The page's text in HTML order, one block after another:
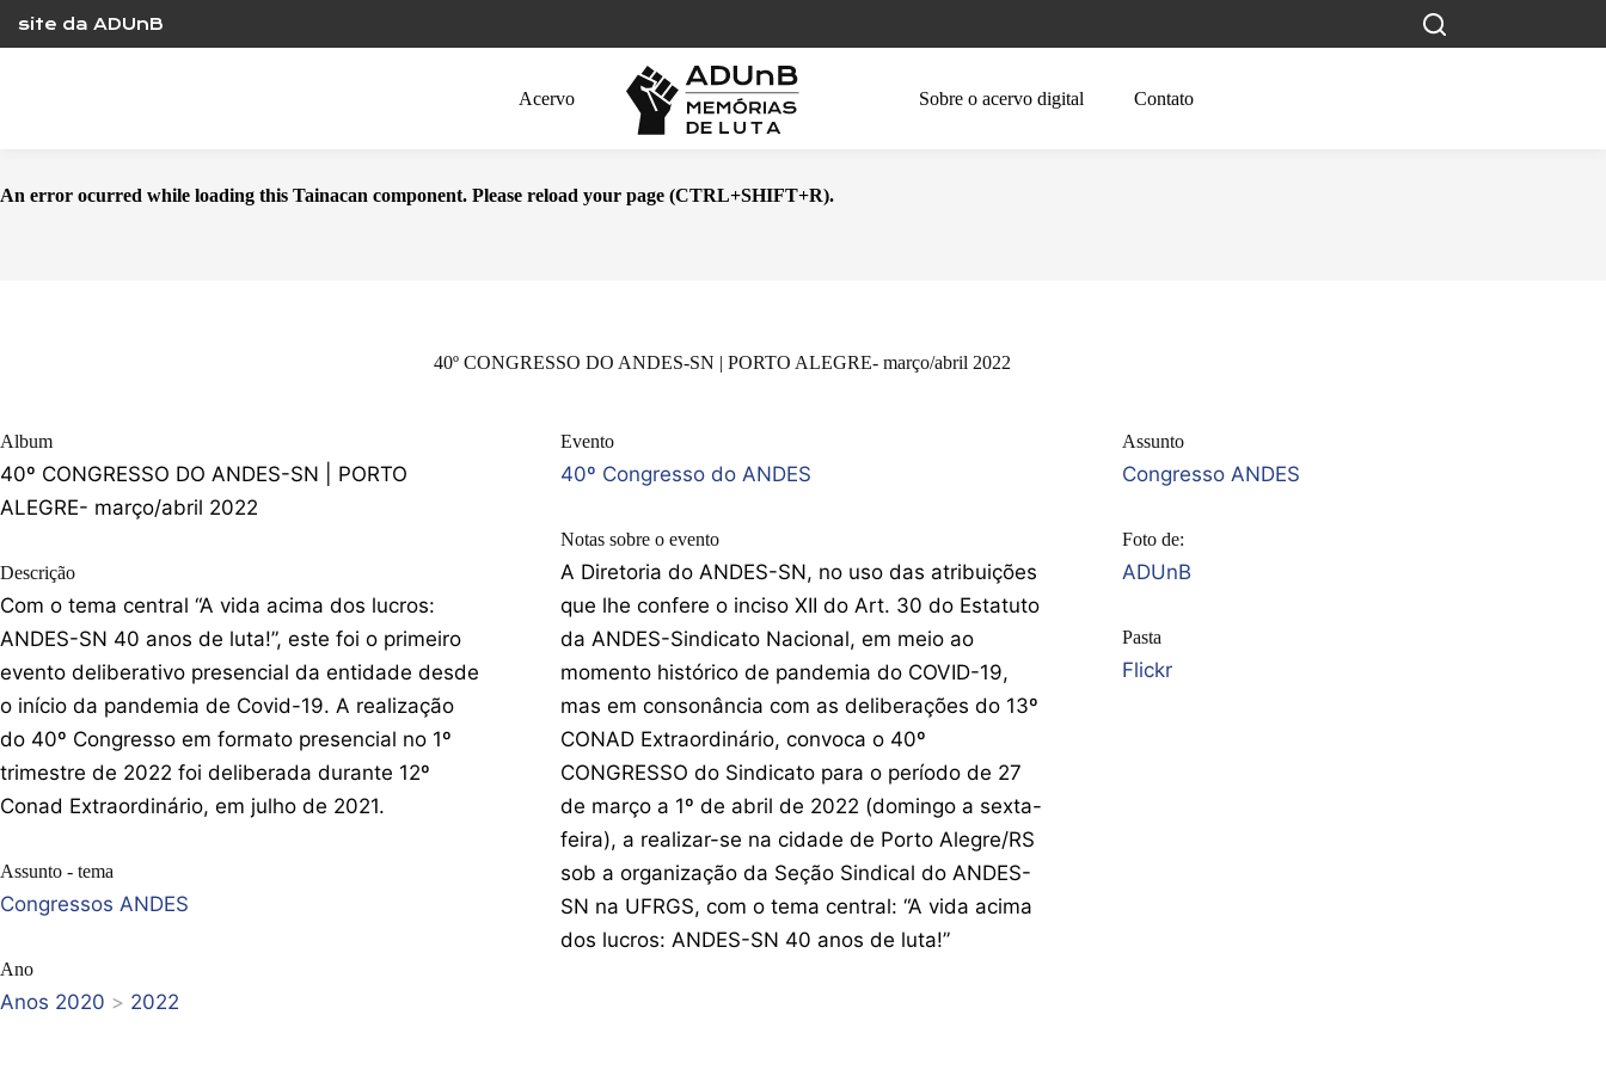
content
site da ADUnB
Acervo Sobre o acervo digital Contato
An error ocurred while loading this Tainacan component. Please reload your page (CTRL+SHIFT+R).
40º CONGRESSO DO ANDES-SN | PORTO ALEGRE- março/abril 2022
Album
40º CONGRESSO DO ANDES-SN | PORTO
ALEGRE- março/abril 2022
Descrição
Com o tema central “A vida acima dos lucros:
ANDES-SN 40 anos de luta!”, este foi o primeiro
evento deliberativo presencial da entidade desde
o início da pandemia de Covid-19. A realização
do 40º Congresso em formato presencial no 1º
trimestre de 2022 foi deliberada durante 12º
Conad Extraordinário, em julho de 2021.
Assunto - tema
Congressos ANDES
Ano
Anos 2020 > 2022
Evento
40º Congresso do ANDES
Notas sobre o evento
A Diretoria do ANDES-SN, no uso das atribuições
que lhe confere o inciso XII do Art. 30 do Estatuto
da ANDES-Sindicato Nacional, em meio ao
momento histórico de pandemia do COVID-19,
mas em consonância com as deliberações do 13º
CONAD Extraordinário, convoca o 40º
CONGRESSO do Sindicato para o período de 27
de março a 1º de abril de 2022 (domingo a sexta-
feira), a realizar-se na cidade de Porto Alegre/RS
sob a organização da Seção Sindical do ANDES-
SN na UFRGS, com o tema central: “A vida acima
dos lucros: ANDES-SN 40 anos de luta!”
Assunto
Congresso ANDES
Foto de:
ADUnB
Pasta
Flickr